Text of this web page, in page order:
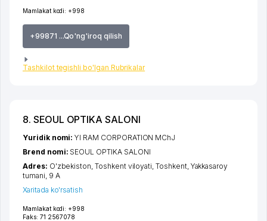
Mamlakat kodi: +998
+99871 ...Qo'ng'iroq qilish
Tashkilot tegishli bo'lgan Rubrikalar
8. SEOUL OPTIKA SALONI
Mamlakat kodi: +998
Faks: 71 2567078
Yuridik nomi:YI RAM CORPORATION MChJ
Brend nomi: SEOUL OPTIKA SALONI
Adres: O'zbekiston,Toshkent viloyati ,Toshkent, Yakkasaroy
tumani , 9 А
Xaritada ko'rsatish